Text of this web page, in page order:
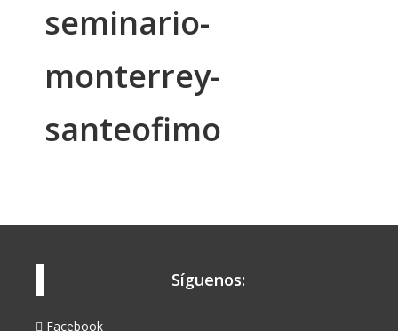
seminario-
monterrey-
santeofimo
Síguenos:
Facebook